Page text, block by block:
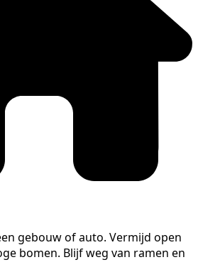
gebouw of auto. Vermijd open
bomen. Blijf weg van ramen en